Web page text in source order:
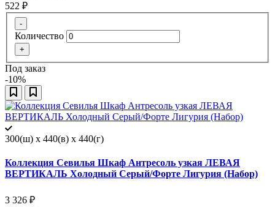
522 ₽
-
Количество
+
Под заказ
-10%
300(ш) x 440(в) x 440(г)
Коллекция Севилья Шкаф Антресоль узкая ЛЕВАЯ
ВЕРТИКАЛЬ Холодный Серый/Форте Лигурия (Набор)
3 326 ₽